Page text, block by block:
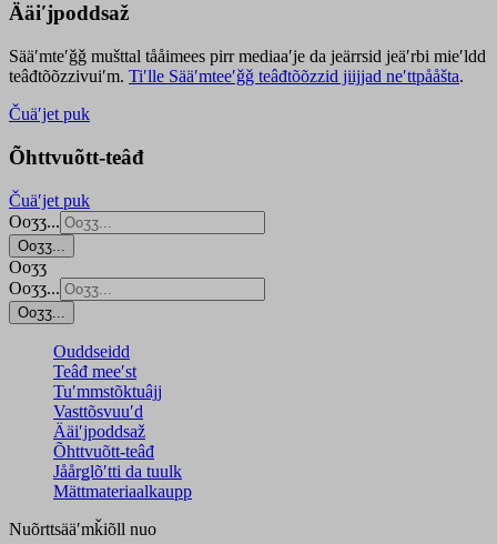
Ääiʹjpoddsaž
Sääʹmteʹǧǧ mušttal tååimees pirr mediaaʹje da jeärrsid jeäʹrbi mieʹldd
teâđtõõzzivuiʹm. Tiʹlle Sääʹmteeʹǧǧ teâđtõõzzid jiijjad neʹttpååšta.
Čuäʹjet puk
Õhttvuõtt-teâđ
Čuäʹjet puk
Ooʒʒ...
Ooʒʒ...
Ooʒʒ
Ooʒʒ...
Ooʒʒ...
Ouddseidd
Teâđ meeʹst
Tuʹmmstõktuâjj
Vasttõsvuuʹd
Ääiʹjpoddsaž
Õhttvuõtt-teâđ
Jåårǥlõʹtti da tuulk
Mättmateriaalkaupp
Nuõrttsääʹmǩiõll nuo